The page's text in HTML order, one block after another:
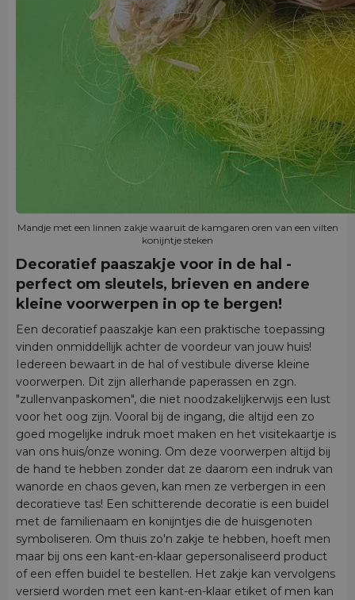
Mandje met een linnen zakje waaruit de kamgaren oren van een vilten
konijntje steken
Decoratief paaszakje voor in de hal -
perfect om sleutels, brieven en andere
kleine voorwerpen in op te bergen!
Een decoratief paaszakje kan een praktische toepassing
vinden onmiddellijk achter de voordeur van jouw huis!
Iedereen bewaart in de hal of vestibule diverse kleine
voorwerpen. Dit zijn allerhande paperassen en zgn.
"zullenvanpaskomen", die niet noodzakelijkerwijs een lust
voor het oog zijn. Vooral bij de ingang, die altijd een zo
goed mogelijke indruk moet maken en het visitekaartje is
van ons huis/onze woning. Om deze voorwerpen altijd bij
de hand te hebben zonder dat ze daarom een indruk van
wanorde en chaos geven, kan men ze verbergen in een
decoratieve tas! Een schitterende decoratie is een buidel
met de familienaam en konijntjes die de huisgenoten
symboliseren. Om thuis zo'n zakje te hebben, hoeft men
maar bij ons een kant-en-klaar gepersonaliseerd product
of een effen buidel te bestellen. Het zakje kan vervolgens
versierd worden met een kant-en-klaar etiket of men kan